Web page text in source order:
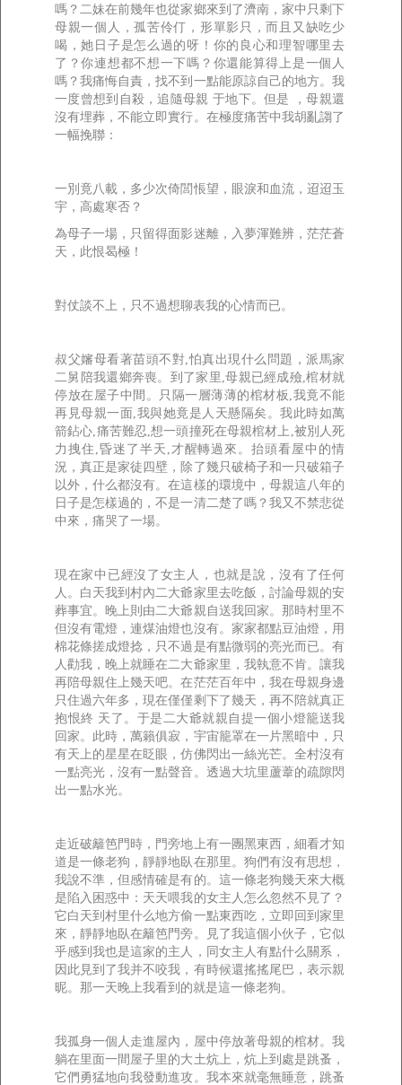
嗎？二妹在前幾年也從家鄉來到了濟南，家中只剩下
母親一個人，孤苦伶仃，形單影只，而且又缺吃少
喝，她日子是怎么過的呀！你的良心和理智哪里去
了？你連想都不想一下嗎？你還能算得上是一個人
嗎？我痛悔自責，找不到一點能原諒自己的地方。我
一度曾想到自殺，追隨母親 于地下。但是 ，母親還
沒有埋葬，不能立即實行。在極度痛苦中我胡亂謅了
一幅挽聯：
一別竟八載，多少次倚閭悵望，眼淚和血流，迢迢玉
宇，高處寒否？
為母子一場，只留得面影迷離，入夢渾難辨，茫茫蒼
天，此恨曷極！
對仗談不上，只不過想聊表我的心情而已。
叔父嬸母看著苗頭不對,怕真出現什么問題，派馬家
二舅陪我還鄉奔喪。到了家里,母親已經成殮,棺材就
停放在屋子中間。只隔一層薄薄的棺材板,我竟不能
再見母親一面,我與她竟是人天懸隔矣。我此時如萬
箭鉆心,痛苦難忍,想一頭撞死在母親棺材上,被別人死
力拽住,昏迷了半天,才醒轉過來。抬頭看屋中的情
況，真正是家徒四壁，除了幾只破椅子和一只破箱子
以外，什么都沒有。在這樣的環境中，母親這八年的
日子是怎樣過的，不是一清二楚了嗎？我又不禁悲從
中來，痛哭了一場。
現在家中已經沒了女主人，也就是說，沒有了任何
人。白天我到村內二大爺家里去吃飯，討論母親的安
葬事宜。晚上則由二大爺親自送我回家。那時村里不
但沒有電燈，連煤油燈也沒有。家家都點豆油燈，用
棉花條搓成燈捻，只不過是有點微弱的亮光而已。有
人勸我，晚上就睡在二大爺家里，我執意不肯。讓我
再陪母親住上幾天吧。在茫茫百年中，我在母親身邊
只住過六年多，現在僅僅剩下了幾天，再不陪就真正
抱恨終 天了。于是二大爺就親自提一個小燈籠送我
回家。此時，萬籟俱寂，宇宙籠罩在一片黑暗中，只
有天上的星星在眨眼，仿佛閃出一絲光芒。全村沒有
一點亮光，沒有一點聲音。透過大坑里蘆葦的疏隙閃
出一點水光。
走近破籬笆門時，門旁地上有一團黑東西，細看才知
道是一條老狗，靜靜地臥在那里。狗們有沒有思想，
我說不準，但感情確是有的。這一條老狗幾天來大概
是陷入困惑中：天天喂我的女主人怎么忽然不見了？
它白天到村里什么地方偷一點東西吃，立即回到家里
來，靜靜地臥在籬笆門旁。見了我這個小伙子，它似
乎感到我也是這家的主人，同女主人有點什么關系，
因此見到了我并不咬我，有時候還搖搖尾巴，表示親
昵。那一天晚上我看到的就是這一條老狗。
我孤身一個人走進屋內，屋中停放著母親的棺材。我
躺在里面一間屋子里的大土炕上，炕上到處是跳蚤，
它們勇猛地向我發動進攻。我本來就毫無睡意，跳蚤